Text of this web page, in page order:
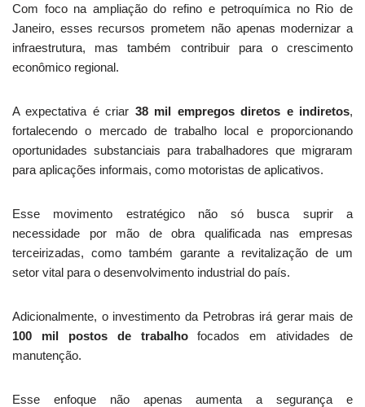
Com foco na ampliação do refino e petroquímica no Rio de
Janeiro, esses recursos prometem não apenas modernizar a
infraestrutura, mas também contribuir para o crescimento
econômico regional.
A expectativa é criar 38 mil empregos diretos e indiretos,
fortalecendo o mercado de trabalho local e proporcionando
oportunidades substanciais para trabalhadores que migraram
para aplicações informais, como motoristas de aplicativos.
Esse movimento estratégico não só busca suprir a
necessidade por mão de obra qualificada nas empresas
terceirizadas, como também garante a revitalização de um
setor vital para o desenvolvimento industrial do país.
Adicionalmente, o investimento da Petrobras irá gerar mais de
100 mil postos de trabalhofocados em atividades de
manutenção.
Esse enfoque não apenas aumenta a segurança e